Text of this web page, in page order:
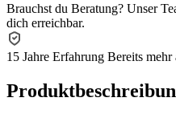
Brauchst du Beratung? Unser
dich erreichbar.
15 Jahre Erfahrung Bereits mehr